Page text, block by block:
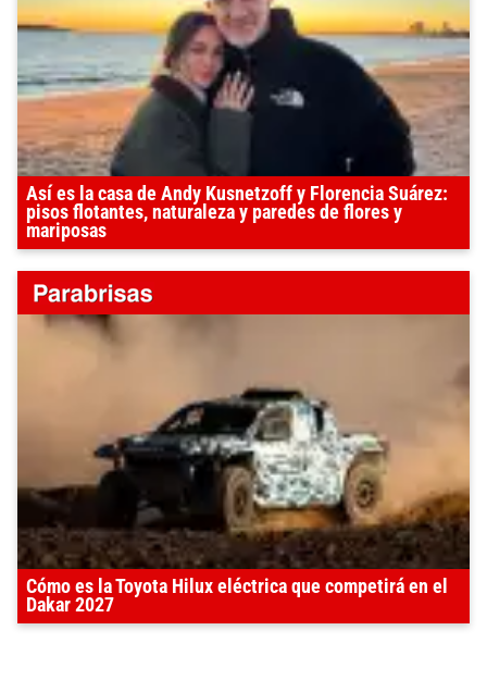
Así es la casa de Andy Kusnetzoff y Florencia Suárez:
pisos flotantes, naturaleza y paredes de flores y
mariposas
Cómo es la Toyota Hilux eléctrica que competirá en el
Dakar 2027